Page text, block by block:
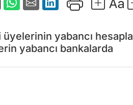
yabancı
yabancı bankalarda